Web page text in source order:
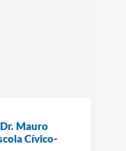
Mauro
Cívico-